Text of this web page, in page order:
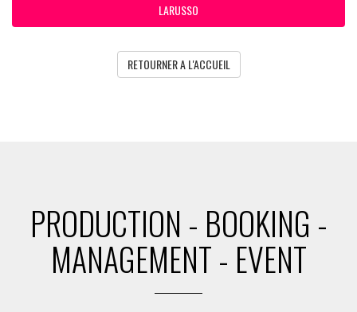
LARUSSO
RETOURNER A L'ACCUEIL
PRODUCTION - BOOKING -
MANAGEMENT - EVENT